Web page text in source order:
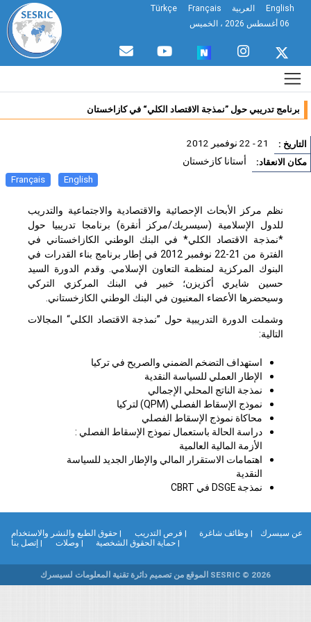
English العربية Français
Türkçe
برنامج تدريبي حول ”نمذجة الاقتصاد الكلي“ في كازاخستان
: 21 - 22 نوفمبر 2012
الانعقاد: أستانا كازخستان
English
Français
نظم مركز الأبحاث الإحصائية والاقتصادية والاجتماعية والتدريب
للدول الإسلامية (سيسريك/مركز أنقرة) برنامجا تدريبيا حول
*نمذجة الاقتصاد الكلي* في البنك الوطني الكازاخستاني في
الفترة من 21-22 نوفمبر 2012 في إطار برنامج بناء القدرات في
البنوك المركزية لمنظمة التعاون الإسلامي. وقدم الدورة السيد
حسين شايري أكزيزن؛ خبير في البنك المركزي التركي
وسيحضرها الأعضاء المعنيون في البنك الوطني الكازخستاني.
وشملت الدورة التدريبية حول ”نمذجة الاقتصاد الكلي“ المجالات
التالية:
استهداف التضخم الضمني والصريح في تركيا
الإطار العملي للسياسة النقدية
نمذجة الناتج المحلي الإجمالي
نموذج الإسقاط الفصلي (QPM) لتركيا
محاكاة نموذج الإسقاط الفصلي
دراسة الحالة باستعمال نموذج الإسقاط الفصلي :
الأزمة المالية العالمية
اهتمامات الاستقرار المالي والإطار الجديد للسياسة
النقدية
نمذجة DSGE في CBRT
سيسرك | وظائف شاغرة | فرص التدريب
| حقوق الطبع والنشر والاستخدام
| حماية الحقوق الشخصية
| وصلات | إتصل بنا
SESRIC © 2026 الموقع من تصميم دائرة تقنية المعلومات لسيسرك